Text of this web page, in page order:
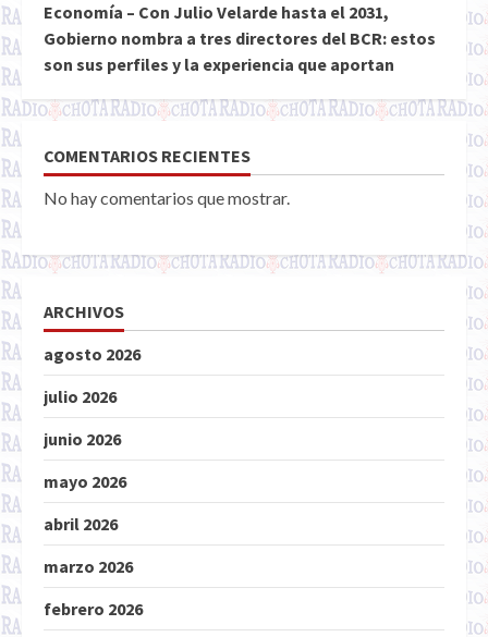
Economía – Con Julio Velarde hasta el 2031,
Gobierno nombra a tres directores del BCR: estos
son sus perfiles y la experiencia que aportan
COMENTARIOS RECIENTES
No hay comentarios que mostrar.
ARCHIVOS
agosto 2026
julio 2026
junio 2026
mayo 2026
abril 2026
marzo 2026
febrero 2026